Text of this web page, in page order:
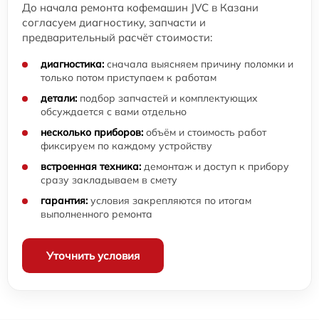
До начала ремонта кофемашин JVC в Казани
согласуем диагностику, запчасти и
предварительный расчёт стоимости:
диагностика: сначала выясняем причину поломки и
только потом приступаем к работам
детали: подбор запчастей и комплектующих
обсуждается с вами отдельно
несколько приборов: объём и стоимость работ
фиксируем по каждому устройству
встроенная техника: демонтаж и доступ к прибору
сразу закладываем в смету
гарантия: условия закрепляются по итогам
выполненного ремонта
Уточнить условия